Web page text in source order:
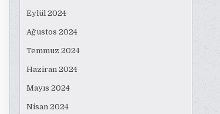
Eylül 2024
Ağustos 2024
Temmuz 2024
Haziran 2024
Mayıs 2024
Nisan 2024